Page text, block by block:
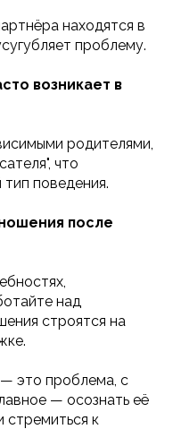
находятся в
проблему.
возникает в
родителями,
что
поведения.
после
над
строятся на
это проблема, с
— осознать её
стремиться к